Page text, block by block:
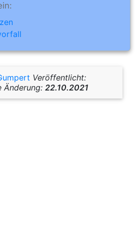
Veröffentlicht:
Änderung: 22.10.2021